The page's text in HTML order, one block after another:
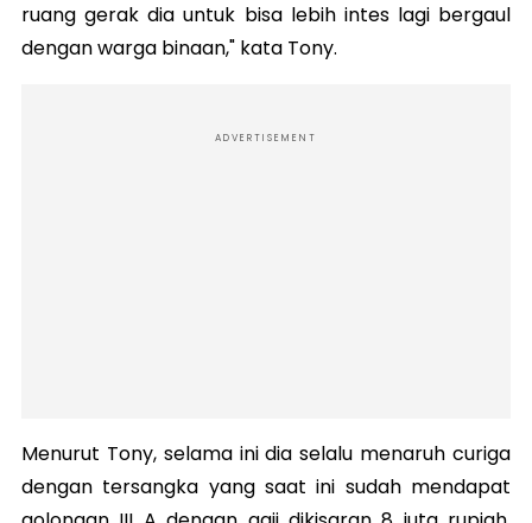
ruang gerak dia untuk bisa lebih intes lagi bergaul
dengan warga binaan," kata Tony.
ADVERTISEMENT
Menurut Tony, selama ini dia selalu menaruh curiga
dengan tersangka yang saat ini sudah mendapat